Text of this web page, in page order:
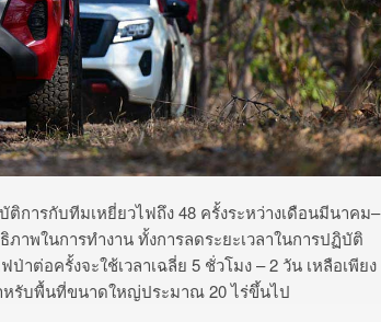
ติการกับทีมเหยี่ยวไฟถึง48 ครั้งระหว่างเดือนมีนาคม–
ภาพในการทำงานทั้งการลดระยะเวลาในการปฏิบัติ
าต่อครั้งจะใช้เวลาเฉลี่ย 5 ชั่วโมง– 2 วัน เหลือเพียง
หรับพื้นที่ขนาดใหญ่ประมาณ20ไร่ขึ้นไป